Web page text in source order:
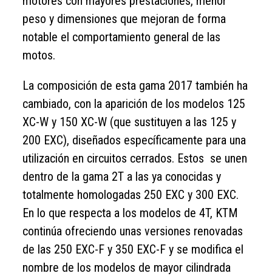
peso y dimensiones que mejoran de forma
notable el comportamiento general de las
motos.
La composición de esta gama 2017 también ha
cambiado, con la aparición de los modelos 125
XC-W y 150 XC-W (que sustituyen a las 125 y
200 EXC), diseñados específicamente para una
utilización en circuitos cerrados. Estos se unen
dentro de la gama 2T a las ya conocidas y
totalmente homologadas 250 EXC y 300 EXC.
En lo que respecta a los modelos de 4T, KTM
continúa ofreciendo unas versiones renovadas
de las 250 EXC-F y 350 EXC-F y se modifica el
nombre de los modelos de mayor cilindrada